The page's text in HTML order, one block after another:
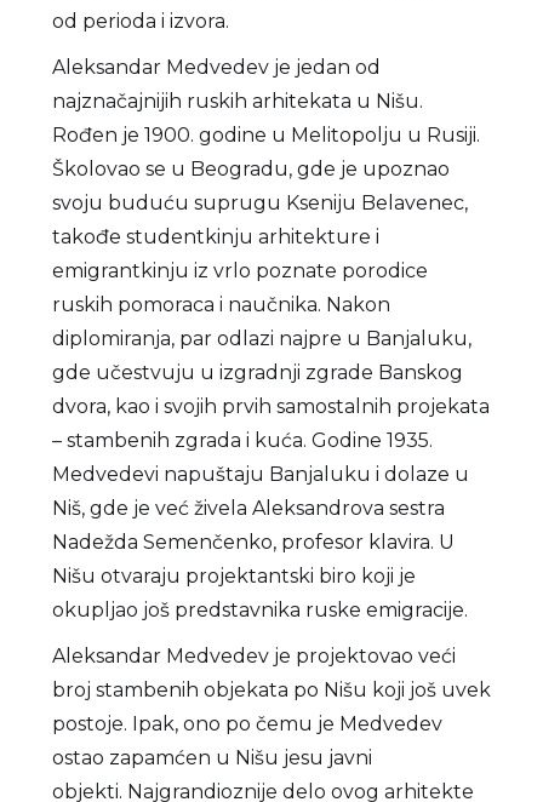
od perioda i izvora.
Aleksandar Medvedev je jedan od
najznačajnijih ruskih arhitekata u Nišu.
Rođen je 1900. godine u Melitopolju u Rusiji.
Školovao se u Beogradu, gde je upoznao
svoju buduću suprugu Kseniju Belavenec,
takođe studentkinju arhitekture i
emigrantkinju iz vrlo poznate porodice
ruskih pomoraca i naučnika. Nakon
diplomiranja, par odlazi najpre u Banjaluku,
gde učestvuju u izgradnji zgrade Banskog
dvora, kao i svojih prvih samostalnih projekata
– stambenih zgrada i kuća. Godine 1935.
Medvedevi napuštaju Banjaluku i dolaze u
Niš, gde je već živela Aleksandrova sestra
Nadežda Semenčenko, profesor klavira. U
Nišu otvaraju projektantski biro koji je
okupljao još predstavnika ruske emigracije.
Aleksandar Medvedev je projektovao veći
broj stambenih objekata po Nišu koji još uvek
postoje. Ipak, ono po čemu je Medvedev
ostao zapamćen u Nišu jesu javni
objekti. Najgrandioznije delo ovog arhitekte